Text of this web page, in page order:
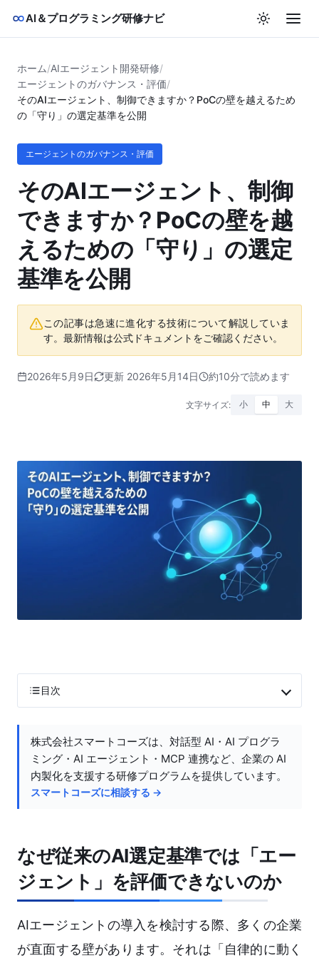
AI＆プログラミング研修ナビ
ホーム/AIエージェント開発研修/
エージェントのガバナンス・評価/
そのAIエージェント、制御できますか？PoCの壁を越えるため
の「守り」の選定基準を公開
エージェントのガバナンス・評価
そのAIエージェント、制御
できますか？PoCの壁を越
えるための「守り」の選定
基準を公開
この記事は急速に進化する技術について解説していま
す。最新情報は公式ドキュメントをご確認ください。
2026年5月9日 更新 2026年5月14日 約10分で読めます
文字サイズ: 小 中 大
目次
株式会社スマートコーズは、対話型 AI・AI プログラ
ミング・AI エージェント・MCP 連携など、企業の AI
内製化を支援する研修プログラムを提供しています。
スマートコーズに相談する →
なぜ従来のAI選定基準では「エー
ジェント」を評価できないのか
AIエージェントの導入を検討する際、多くの企業
が直面する壁があります。それは「自律的に動く